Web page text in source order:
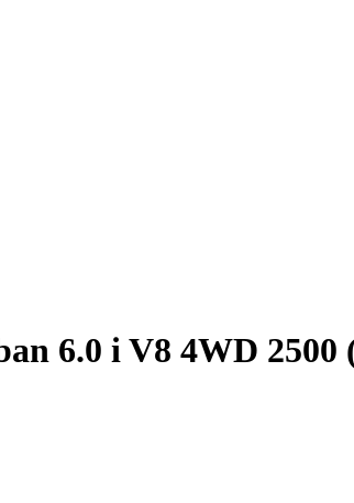
6.0 i V8 4WD 2500